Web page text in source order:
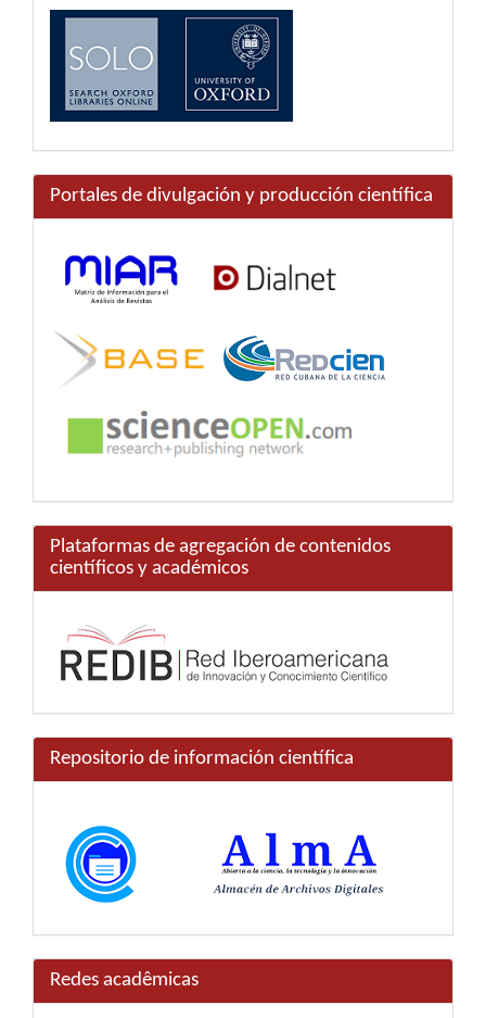
Portales de divulgación y producción científica
Plataformas de agregación de contenidos
científicos y académicos
Repositorio de información científica
Redes acadêmicas